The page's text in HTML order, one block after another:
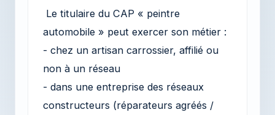
Le titulaire du CAP « peintre
automobile » peut exercer son métier :
- chez un artisan carrossier, affilié ou
non à un réseau
- dans une entreprise des réseaux
constructeurs (réparateurs agréés /